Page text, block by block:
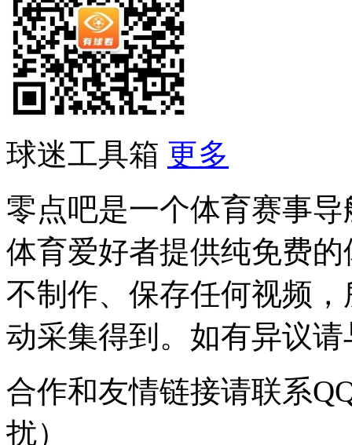
球迷工具箱 更多
零点吧是一个体育赛事
体育爱好者提供纯免费
不制作、保存任何视频
动采集得到。如有异议
合作和友情链接请联系
扰）